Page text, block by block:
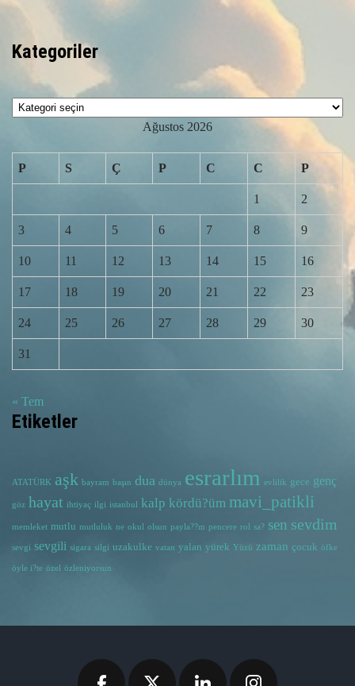
Kategoriler
Kategoriler
Ağustos 2026
P S Ç P C C P
1 2
3 4 5 6 7 8 9
10 11 12 13 14 15 16
17 18 19 20 21 22 23
24 25 26 27 28 29 30
31
« Tem
Etiketler
ATATÜRK aşk bayram başın dua dünya esrarlım evlilik gece genç
göz hayat ihtiyaç ilgi istanbul kalp kördü?üm mavi_patikli
memleket mutlu mutluluk ne okul olsun payla??m pencere rol sa? sen sevdim
sevgi sevgili sigara silgi uzakulke vatan yalan yürek Yüzü zaman çocuk öfke
öyle i?te özel özleniyorsun